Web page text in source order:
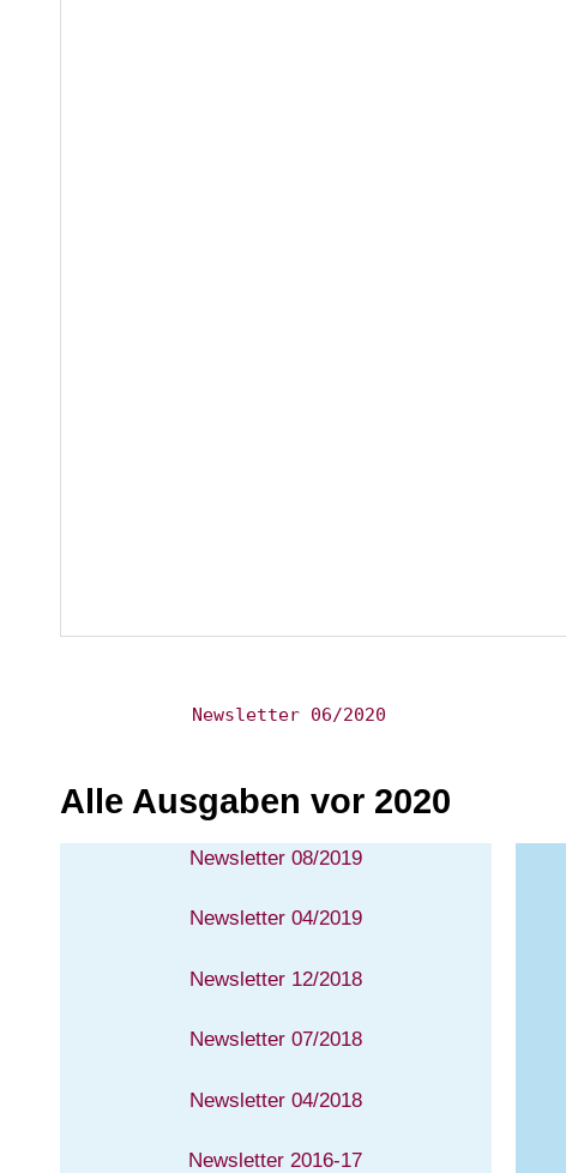
Newsletter 06/2020
Alle Ausgaben vor 2020
Newsletter 08/2019
Newsletter 04/2019
Newsletter 12/2018
Newsletter 07/2018
Newsletter 04/2018
Newsletter 2016-17